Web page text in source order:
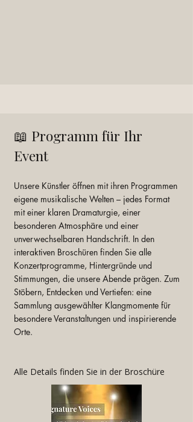
📖 Programm für Ihr
Event ​
Unsere Künstler öffnen mit ihren Programmen
eigene musikalische Welten – jedes Format
mit einer klaren Dramaturgie, einer
besonderen Atmosphäre und einer
unverwechselbaren Handschrift. In den
interaktiven Broschüren finden Sie alle
Konzertprogramme, Hintergründe und
Stimmungen, die unsere Abende prägen. Zum
Stöbern, Entdecken und Vertiefen: eine
Sammlung ausgewählter Klangmomente für
besondere Veranstaltungen und inspirierende
Orte.
Alle Details finden Sie in der Broschüre